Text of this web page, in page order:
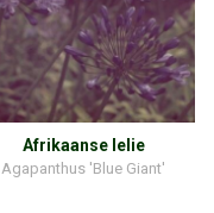
Afrikaanse lelie
Agapanthus 'Blue Giant'